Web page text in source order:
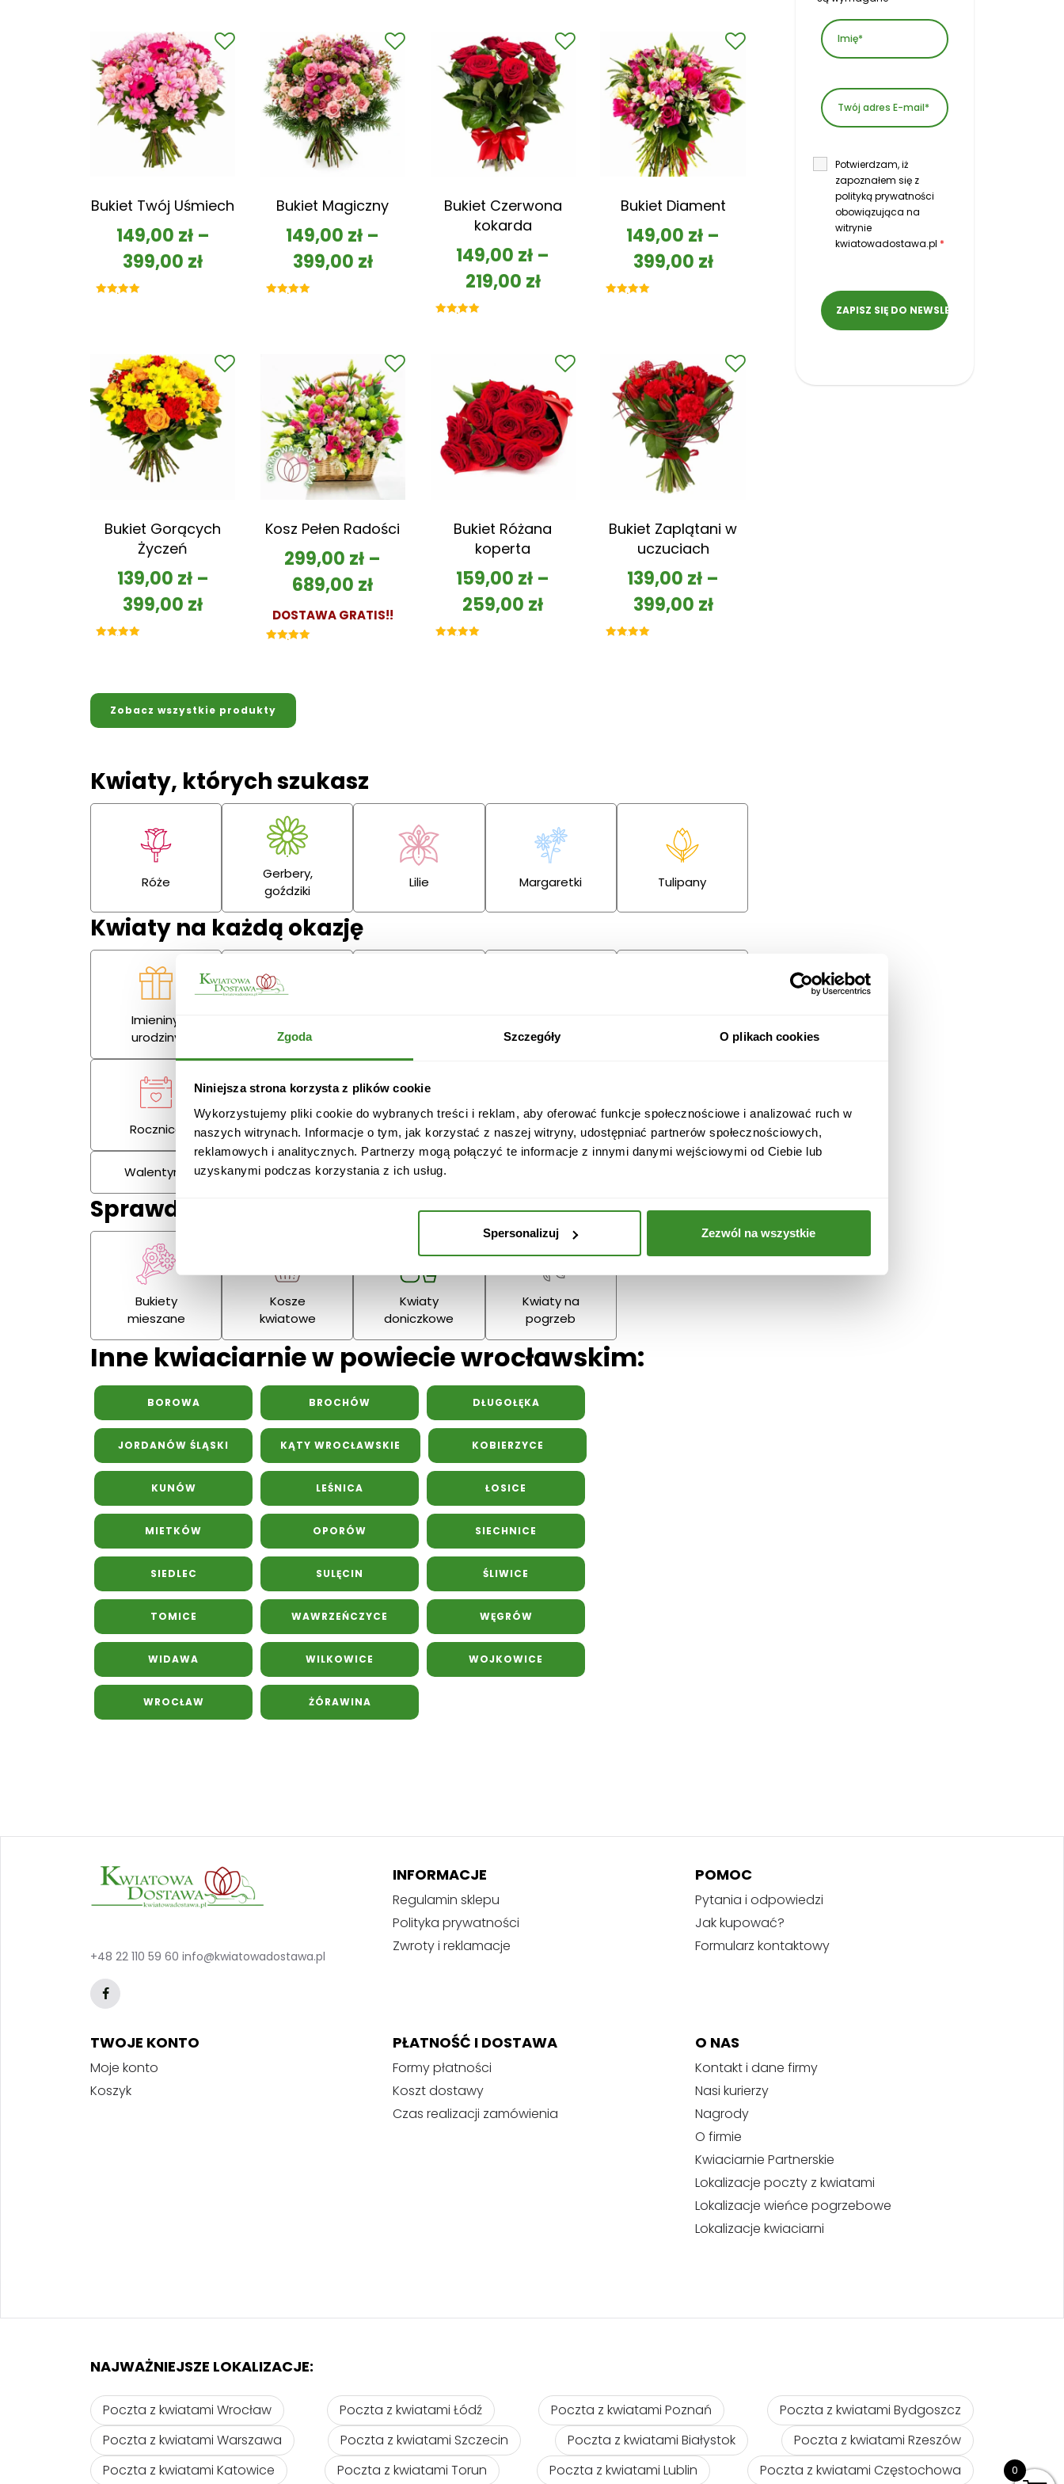
Zgoda Szczegóły O plikach cookies
Niniejsza strona korzysta z plików cookie
Wykorzystujemy pliki cookie do wybranych treści i reklam, aby oferować funkcje społecznościowe i analizować ruch w
naszych witrynach. Informacje o tym, jak korzystać z naszej witryny, udostępniać partnerów społecznościowych,
reklamowych i analitycznych. Partnerzy mogą połączyć te informacje z innymi danymi wejściowymi od Ciebie lub
uzyskanymi podczas korzystania z ich usług.
Spersonalizuj Zezwól na wszystkie
Bukiet Twój Uśmiech
149,00 zł–
399,00 zł
Bukiet Magiczny
149,00 zł –
399,00 zł
Bukiet Czerwona
kokarda
149,00 zł –
219,00 zł
Bukiet Diament
149,00 zł –
399,00 zł
Bukiet Gorących
Życzeń
139,00 zł–
399,00 zł
Kosz Pełen Radości
299,00 zł –
689,00 zł
DOSTAWA GRATIS!!
Bukiet Różana
koperta
159,00 zł –
259,00 zł
Bukiet Zaplątani w
uczuciach
139,00 zł –
399,00 zł
Zobacz wszystkie produkty
Kwiaty, których szukasz
Róże
Gerbery,
goździki
Lilie Margaretki Tulipany
Kwiaty na każdą okazję
Imieniny,
urodziny
Miłość Gratulacje
Rocznica Kondolencje Podziękowania
Narodzenie
Dziadka
Walentynki Dzień Kobiet Wielkanoc
Sprawdź również:
Bukiety
mieszane
Kosze
kwiatowe
Kwiaty
doniczkowe
Kwiaty na
pogrzeb
Inne kwiaciarnie w powiecie wrocławskim:
BOROWA BROCHÓW DŁUGOŁĘKA
JORDANÓW ŚLĄSKI KĄTY WROCŁAWSKIE KOBIERZYCE
KUNÓW LEŚNICA ŁOSICE
MIETKÓW OPORÓW SIECHNICE
SIEDLEC SULĘCIN ŚLIWICE
TOMICE WAWRZEŃCZYCE WĘGRÓW
WIDAWA WILKOWICE WOJKOWICE
WROCŁAW ŻÓRAWINA
Potwierdzam, iż
zapoznałem się z
polityką prywatności
obowiązująca na
witrynie
kwiatowadostawa.pl *
+48 22 110 59 60 info@kwiatowadostawa.pl
INFORMACJE
Regulamin sklepu
Polityka prywatności
Zwroty i reklamacje
POMOC
Pytania i odpowiedzi
Jak kupować?
Formularz kontaktowy
TWOJE KONTO
Moje konto
Koszyk
PŁATNOŚĆ I DOSTAWA
Formy płatności
Koszt dostawy
Czas realizacji zamówienia
O NAS
Kontakt i dane firmy
Nasi kurierzy
Nagrody
O firmie
Kwiaciarnie Partnerskie
Lokalizacje poczty z kwiatami
Lokalizacje wieńce pogrzebowe
Lokalizacje kwiaciarni
NAJWAŻNIEJSZE LOKALIZACJE:
Poczta z kwiatami Wrocław Poczta z kwiatami Łódź Poczta z kwiatami Poznań
Poczta z kwiatami Bydgoszcz
Poczta z kwiatami Warszawa
Poczta z kwiatami Szczecin Poczta z kwiatami Białystok
Poczta z kwiatami Rzeszów
Poczta z kwiatami Katowice
Poczta z kwiatami Torun Poczta z kwiatami Lublin Poczta z kwiatami Częstochowa 0